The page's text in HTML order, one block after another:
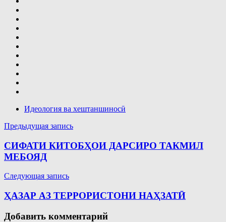
Идеология ва хештаншиносӣ
Навигация
по
записям
Предыдущая запись
СИФАТИ КИТОБҲОИ ДАРСИРО ТАКМИЛ
МЕБОЯД
Следующая запись
ҲАЗАР АЗ ТЕРРОРИСТОНИ НАҲЗАТӢ
Добавить комментарий